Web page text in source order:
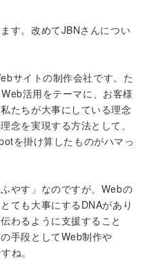
す。改めてJBNさんについ
サイトの制作会社です。た
活用をテーマに、お客様
たちが大事にしている理念
念を実現する方法として、
を掛け算したものがハマっ
やす」なのですが、Webの
ても大事にするDNAがあり
わるように支援すること
手段としてWeb制作や
ね。